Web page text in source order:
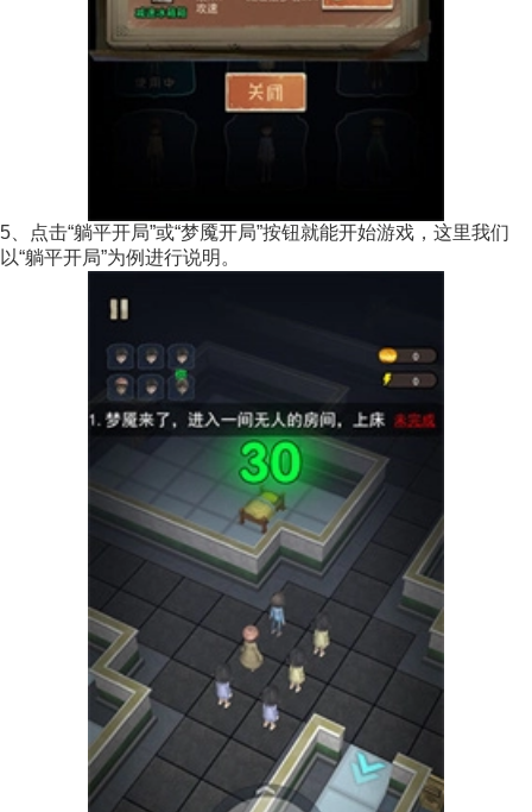
5、点击“躺平开局”或“梦魇开局”按钮就能开始游戏，这里我们
以“躺平开局”为例进行说明。